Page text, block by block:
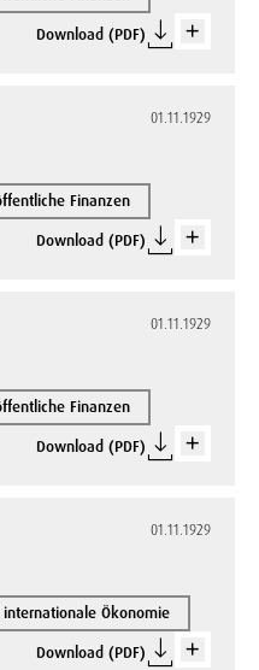
Download (PDF)
01.11.1929
Finanzen
Download (PDF)
01.11.1929
Finanzen
Download (PDF)
01.11.1929
Ökonomie
Download (PDF)